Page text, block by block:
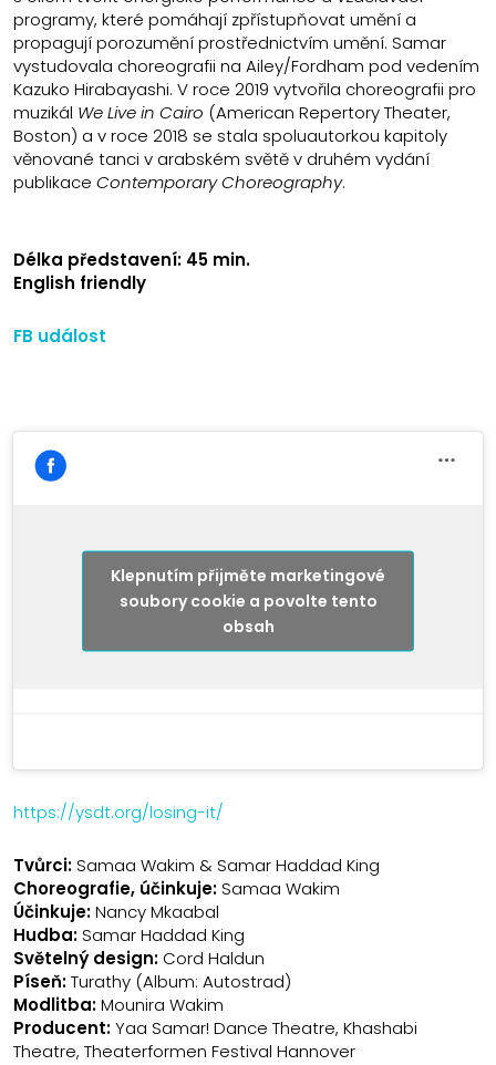
programy, které pomáhají zpřístupňovat umění a
propagují porozumění prostřednictvím umění. Samar
vystudovala choreografii na Ailey/Fordham pod vedením
Kazuko Hirabayashi. V roce 2019 vytvořila choreografii pro
muzikál We Live in Cairo (American Repertory Theater,
Boston) a v roce 2018 se stala spoluautorkou kapitoly
věnované tanci v arabském světě v druhém vydání
publikace Contemporary Choreography.
Délka představení: 45 min.
English friendly
FB událost
Klepnutím přijměte marketingové
soubory cookie a povolte tento
obsah
https://ysdt.org/losing-it/
Tvůrci:Samaa Wakim & Samar Haddad King
Choreografie, účinkuje:Samaa Wakim
Účinkuje:Nancy Mkaabal
Hudba:Samar Haddad King
Světelný design: Cord Haldun
Píseň:Turathy (Album: Autostrad)
Modlitba:Mounira Wakim
Producent:Yaa Samar! Dance Theatre, Khashabi
Theatre, Theaterformen Festival Hannover